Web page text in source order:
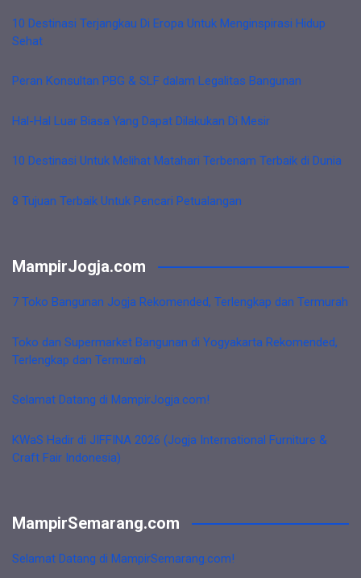
10 Destinasi Terjangkau Di Eropa Untuk Menginspirasi Hidup
Sehat
Peran Konsultan PBG & SLF dalam Legalitas Bangunan
Hal-Hal Luar Biasa Yang Dapat Dilakukan Di Mesir
10 Destinasi Untuk Melihat Matahari Terbenam Terbaik di Dunia
8 Tujuan Terbaik Untuk Pencari Petualangan
MampirJogja.com
7 Toko Bangunan Jogja Rekomended, Terlengkap dan Termurah
Toko dan Supermarket Bangunan di Yogyakarta Rekomended,
Terlengkap dan Termurah
Selamat Datang di MampirJogja.com!
KWaS Hadir di JIFFINA 2026 (Jogja International Furniture &
Craft Fair Indonesia)
MampirSemarang.com
Selamat Datang di MampirSemarang.com!